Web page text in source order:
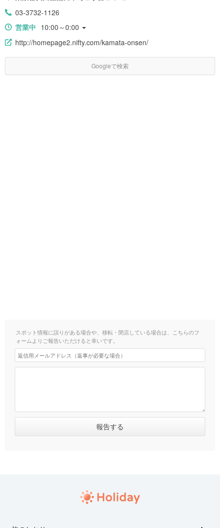
03-3732-1126
営業中 10:00～0:00
http://homepage2.nifty.com/kamata-onsen/
Googleで検索
スポット情報に誤りがある場合や、移転・閉店している場合は、こちらのフ
ォームよりご報告いただけると幸いです。